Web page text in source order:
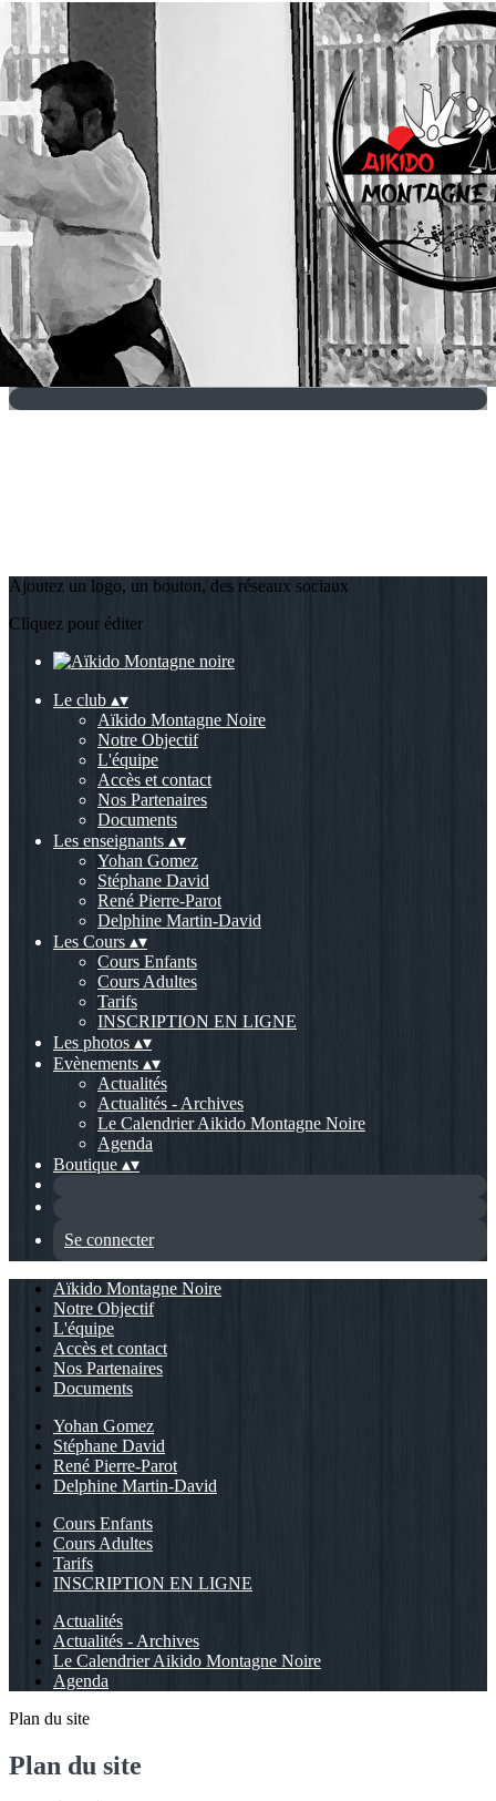
Exporter les lignes sélectionnées
Exporter toutes les colonnes
Exporter uniquement les colonnes affichées
Menu
?>
Images de la page d'accueil
Cliquez pour éditer
Texte, bouton et/ou inscription à la newsletter
Cliquez pour éditer
Je m'abonne à la newsletter
OK
Ajoutez un logo, un bouton, des réseaux sociaux
Cliquez pour éditer
Le club ▴▾
Aïkido Montagne Noire
Notre Objectif
L'équipe
Accès et contact
Nos Partenaires
Documents
Les enseignants ▴▾
Yohan Gomez
Stéphane David
René Pierre-Parot
Delphine Martin-David
Les Cours ▴▾
Cours Enfants
Cours Adultes
Tarifs
INSCRIPTION EN LIGNE
Les photos ▴▾
Evènements ▴▾
Actualités
Actualités - Archives
Le Calendrier Aikido Montagne Noire
Agenda
Boutique ▴▾
Se connecter
Aïkido Montagne Noire
Notre Objectif
L'équipe
Accès et contact
Nos Partenaires
Documents
Yohan Gomez
Stéphane David
René Pierre-Parot
Delphine Martin-David
Cours Enfants
Cours Adultes
Tarifs
INSCRIPTION EN LIGNE
Actualités
Actualités - Archives
Le Calendrier Aikido Montagne Noire
Agenda
Plan du site
Plan du site